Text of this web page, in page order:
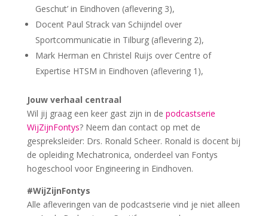
Geschut’ in Eindhoven (aflevering 3),
Docent Paul Strack van Schijndel over
Sportcommunicatie in Tilburg (aflevering 2),
Mark Herman en Christel Ruijs over Centre of
Expertise HTSM in Eindhoven (aflevering 1),
Jouw verhaal centraal
Wil jij graag een keer gast zijn in de podcastserie
WijZijnFontys? Neem dan contact op met de
gespreksleider: Drs. Ronald Scheer. Ronald is docent bij
de opleiding Mechatronica, onderdeel van Fontys
hogeschool voor Engineering in Eindhoven.
#WijZijnFontys
Alle afleveringen van de podcastserie vind je niet alleen